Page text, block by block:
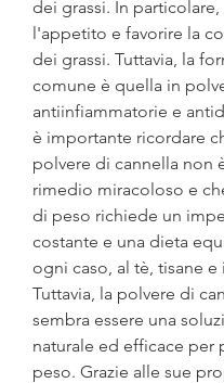
dei grassi. In particolare,
l'appetito e favorire la
dei grassi. Tuttavia, la
comune è quella in
antiinfiammatorie e
è importante ricordare
polvere di cannella non
rimedio miracoloso e
di peso richiede un
costante e una dieta
ogni caso, al tè, tisane e
Tuttavia, la polvere di
sembra essere una
naturale ed efficace per
peso. Grazie alle sue